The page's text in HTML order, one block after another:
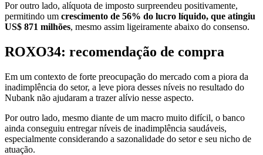
Por outro lado, alíquota de imposto surpreendeu positivamente,
permitindo um crescimento de 56% do lucro líquido, que atingiu
US$ 871 milhões, mesmo assim ligeiramente abaixo do consenso.
ROXO34: recomendação de compra
Em um contexto de forte preocupação do mercado com a piora da
inadimplência do setor, a leve piora desses níveis no resultado do
Nubank não ajudaram a trazer alívio nesse aspecto.
Por outro lado, mesmo diante de um macro muito difícil, o banco
ainda conseguiu entregar níveis de inadimplência saudáveis,
especialmente considerando a sazonalidade do setor e seu nicho de
atuação.